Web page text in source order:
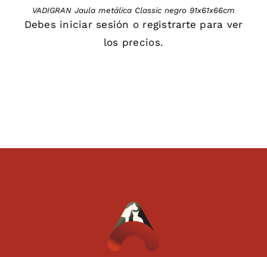
VADIGRAN Jaula metálica Classic negro 91x61x66cm
Debes iniciar sesión o registrarte para ver
los precios.